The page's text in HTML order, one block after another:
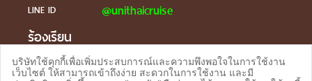
LINE ID @unithaicruise
ร้องเรียน
LINE ID @unithaicare
บริษัทใช้คุกกี้เพื่อเพิ่มประสบการณ์และความพึงพอใจในการใช้งาน
เว็บไซต์ ให้สามารถเข้าถึงง่าย สะดวกในการใช้งาน และมี